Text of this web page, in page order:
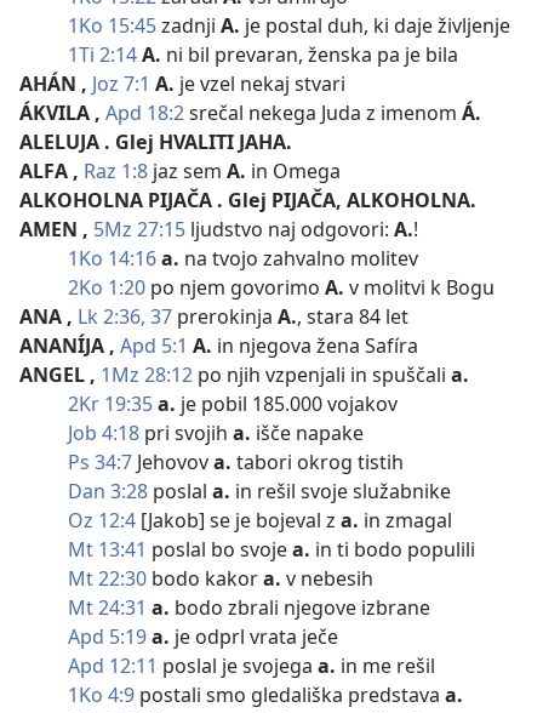
1Ko 15:45zadnji A. je postal duh, ki daje življenje
1Ti 2:14A. ni bil prevaran, ženska pa je bila
AHÁN , Joz 7:1 A. je vzel nekaj stvari
ÁKVILA , Apd 18:2srečal nekega Juda z imenom Á.
ALELUJA . Glej HVALITI JAHA.
ALFA , Raz 1:8 jaz sem A. in Omega
ALKOHOLNA PIJAČA . Glej PIJAČA, ALKOHOLNA.
AMEN , 5Mz 27:15 ljudstvo naj odgovori: A.!
1Ko 14:16a. na tvojo zahvalno molitev
2Ko 1:20 po njem govorimo A. v molitvi k Bogu
ANA , Lk 2:36, 37 prerokinja A., stara 84 let
ANANÍJA , Apd 5:1 A. in njegova žena Safíra
ANGEL , 1Mz 28:12 po njih vzpenjali in spuščali a.
2Kr 19:35a. je pobil 185.000 vojakov
Job 4:18 pri svojih a. išče napake
Ps 34:7 Jehovova. tabori okrog tistih
Dan 3:28 poslal a. in rešil svoje služabnike
Oz 12:4 [Jakob] se je bojeval z a. in zmagal
Mt 13:41 poslal bo svojea. in ti bodo populili
Mt 22:30 bodo kakora. v nebesih
Mt 24:31 a. bodo zbrali njegove izbrane
Apd 5:19a. je odprl vrata ječe
Apd 12:11 poslal je svojega a. in me rešil
1Ko 4:9 postali smo gledališka predstava a.